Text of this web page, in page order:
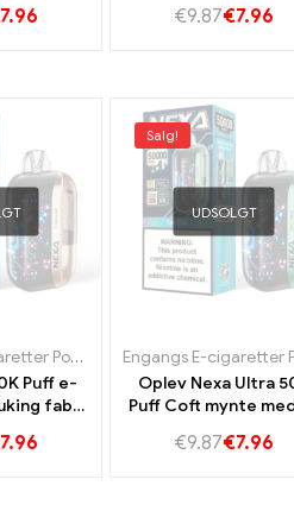
7.96
Loading
€9.87€7.96
Sverige
Engangs e-cigaretter
Engangs E-cigaretter Portugal ,Engangs e-cigaretter
Puff e-
fab
vaping
7.96
Salg!
UDSOLGT
Oplev Nexa Ultra
Puff Coft mynte
forfriskende mynte
€9.87€7.96